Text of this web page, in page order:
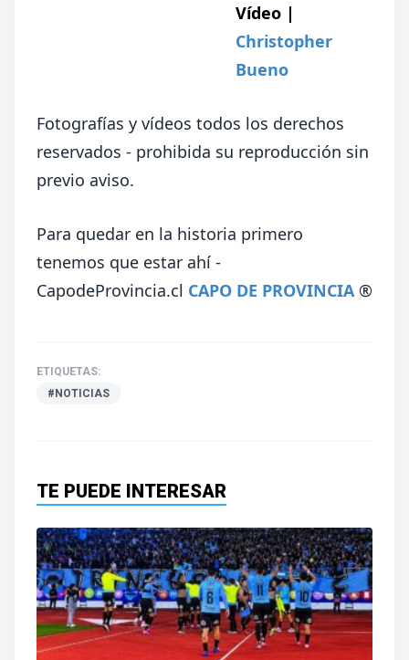
Vídeo |
Christopher
Bueno
Fotografías y vídeos todos los derechos
reservados - prohibida su reproducción sin
previo aviso.
Para quedar en la historia primero
tenemos que estar ahí -
CapodeProvincia.cl CAPO DE PROVINCIA ®
ETIQUETAS:
#NOTICIAS
TE PUEDE INTERESAR